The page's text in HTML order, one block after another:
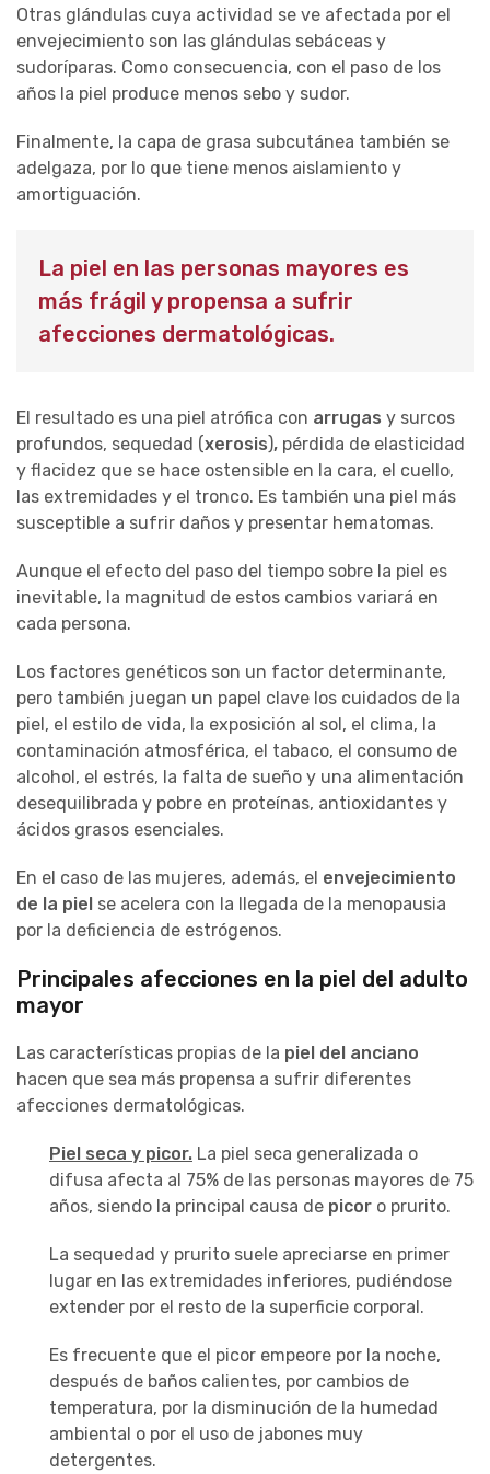
Otras glándulas cuya actividad se ve afectada por el
envejecimiento son las glándulas sebáceas y
sudoríparas. Como consecuencia, con el paso de los
años la piel produce menos sebo y sudor.
Finalmente, la capa de grasa subcutánea también se
adelgaza, por lo que tiene menos aislamiento y
amortiguación.
La piel en las personas mayores es
más frágil y propensa a sufrir
afecciones dermatológicas.
El resultado es una piel atrófica con arrugas y surcos
profundos, sequedad (xerosis), pérdida de elasticidad
y flacidez que se hace ostensible en la cara, el cuello,
las extremidades y el tronco. Es también una piel más
susceptible a sufrir daños y presentar hematomas.
Aunque el efecto del paso del tiempo sobre la piel es
inevitable, la magnitud de estos cambios variará en
cada persona.
Los factores genéticos son un factor determinante,
pero también juegan un papel clave los cuidados de la
piel, el estilo de vida, la exposición al sol, el clima, la
contaminación atmosférica, el tabaco, el consumo de
alcohol, el estrés, la falta de sueño y una alimentación
desequilibrada y pobre en proteínas, antioxidantes y
ácidos grasos esenciales.
En el caso de las mujeres, además, el envejecimiento
de la piel se acelera con la llegada de la menopausia
por la deficiencia de estrógenos.
Principales afecciones en la piel del adulto
mayor
Las características propias de la piel del anciano
hacen que sea más propensa a sufrir diferentes
afecciones dermatológicas.
Piel seca y picor. La piel seca generalizada o
difusa afecta al 75% de las personas mayores de 75
años, siendo la principal causa de picor o prurito.
La sequedad y prurito suele apreciarse en primer
lugar en las extremidades inferiores, pudiéndose
extender por el resto de la superficie corporal.
Es frecuente que el picor empeore por la noche,
después de baños calientes, por cambios de
temperatura, por la disminución de la humedad
ambiental o por el uso de jabones muy
detergentes.